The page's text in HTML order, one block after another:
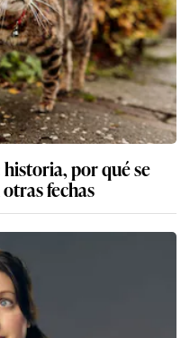
por qué se
fechas